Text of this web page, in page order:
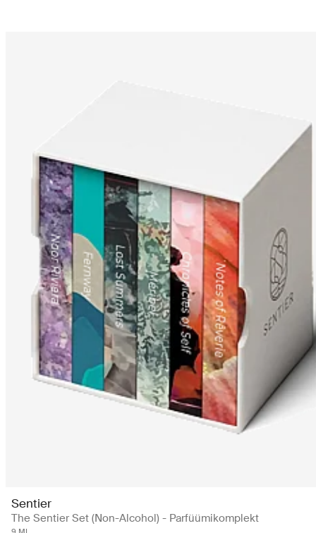
Sentier
The Sentier Set (Non-Alcohol) - Parfüümikomplekt